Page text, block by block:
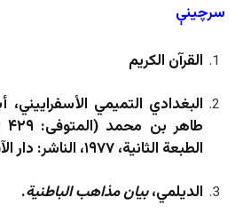
سرچینې
القرآن الكريم
البغدادي التميمي
طاهر بن محمد (المتوفى: ۴۲۹ هـ)،
الطبعة الثانية، ۱۹۷۷، الناشر: دار الآفاق الجديدة – بيروت.
الديلمي،بيان مذاهب الباطنية.